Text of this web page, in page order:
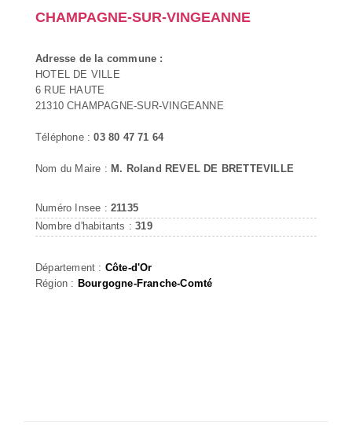
CHAMPAGNE-SUR-VINGEANNE
Adresse de la commune :
HOTEL DE VILLE
6 RUE HAUTE
21310 CHAMPAGNE-SUR-VINGEANNE
Téléphone :03 80 47 71 64
Nom du Maire : M. Roland REVEL DE BRETTEVILLE
Numéro Insee : 21135
Nombre d'habitants :319
Département : Côte-d'Or
Région : Bourgogne-Franche-Comté